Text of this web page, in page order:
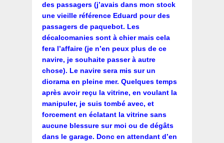
des passagers (j’avais dans mon stock
une vieille référence Eduard pour des
passagers de paquebot. Les
décalcomanies sont à chier mais cela
fera l’affaire (je n’en peux plus de ce
navire, je souhaite passer à autre
chose). Le navire sera mis sur un
diorama en pleine mer. Quelques temps
après avoir reçu la vitrine, en voulant la
manipuler, je suis tombé avec, et
forcement en éclatant la vitrine sans
aucune blessure sur moi ou de dégâts
dans le garage. Donc en attendant d’en